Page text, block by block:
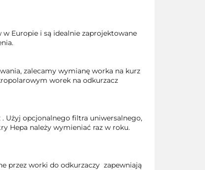
Europie i są idealnie zaprojektowane
zalecamy wymianę worka na kurz
worek na odkurzacz
Użyj opcjonalnego filtra uniwersalnego,
Hepa należy wymieniać raz w roku.
przez worki do odkurzaczy zapewniają